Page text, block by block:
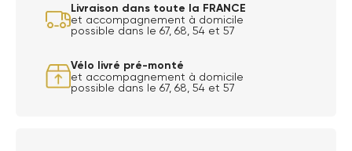
Livraison dans toute la FRANCE
et accompagnement à domicile
possible dans le 67, 68, 54 et 57
Vélo livré pré-monté
et accompagnement à domicile
possible dans le 67, 68, 54 et 57